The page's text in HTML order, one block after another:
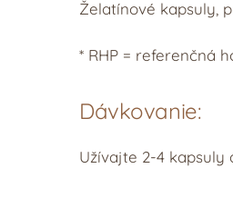
Želatínové kapsuly,
* RHP = referenčná
Dávkovanie:
Užívajte 2-4 kapsuly